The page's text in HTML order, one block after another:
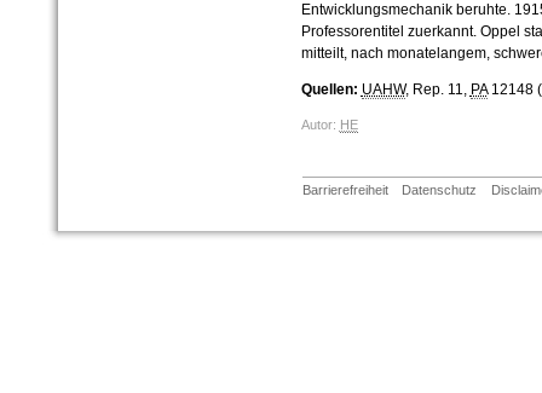
Entwicklungsmechanik beruhte.
Professorentitel zuerkannt. Oppel
mitteilt, nach monatelangem,
Quellen: UAHW, Rep. 11, PA12148
Autor: HE
Barrierefreiheit Datenschutz